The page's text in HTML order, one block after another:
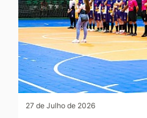
27 de Julho de 2026